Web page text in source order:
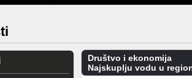
Društvo i ekonomija
Najskuplju vodu u